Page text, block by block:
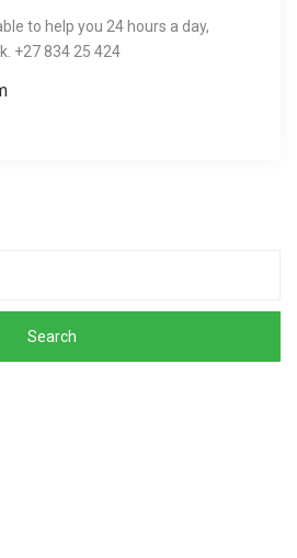
to help you 24 hours a day,
+27 834 25 424